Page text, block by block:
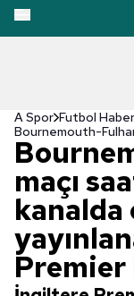
A Spor Futbol
maçı
kanalda
Premier